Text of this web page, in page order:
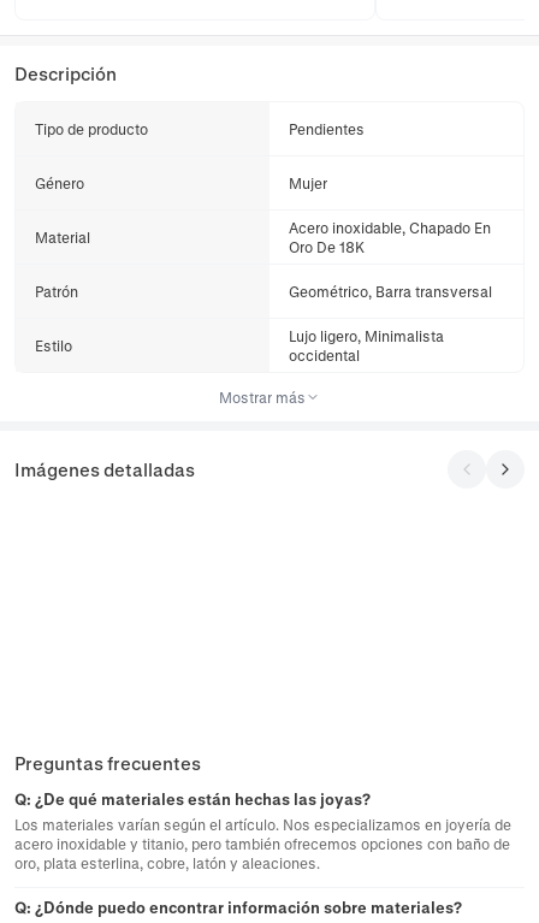
Descripción
Tipo de producto Pendientes
Género Mujer
Material
Acero inoxidable, Chapado En
Oro De 18K
Patrón Geométrico, Barra transversal
Estilo
Lujo ligero, Minimalista
occidental
Mostrar más
Imágenes detalladas
Preguntas frecuentes
Q: ¿De qué materiales están hechas las joyas?
Los materiales varían según el artículo. Nos especializamos en joyería de
acero inoxidable y titanio, pero también ofrecemos opciones con baño de
oro, plata esterlina, cobre, latón y aleaciones.
Q: ¿Dónde puedo encontrar información sobre materiales?